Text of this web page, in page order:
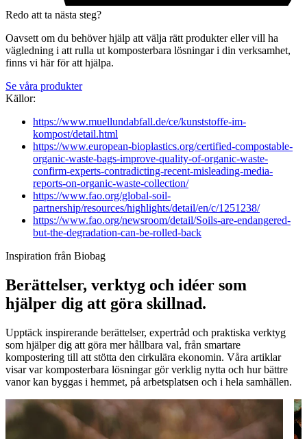
Redo att ta nästa steg?
Oavsett om du behöver hjälp att välja rätt produkter eller vill ha
vägledning i att rulla ut komposterbara lösningar i din verksamhet,
finns vi här för att hjälpa.
Se våra produkter
Källor:
https://www.muellundabfall.de/ce/kunststoffe-im-
kompost/detail.html
https://www.european-bioplastics.org/certified-compostable-
organic-waste-bags-improve-quality-of-organic-waste-
confirm-experts-contradicting-recent-misleading-media-
reports-on-organic-waste-collection/
https://www.fao.org/global-soil-
partnership/resources/highlights/detail/en/c/1251238/
https://www.fao.org/newsroom/detail/Soils-are-endangered-
but-the-degradation-can-be-rolled-back
Inspiration från Biobag
Berättelser, verktyg och idéer som
hjälper dig att göra skillnad.
Upptäck inspirerande berättelser, expertråd och praktiska verktyg
som hjälper dig att göra mer hållbara val, från smartare
kompostering till att stötta den cirkulära ekonomin. Våra artiklar
visar var komposterbara lösningar gör verklig nytta och hur bättre
vanor kan byggas i hemmet, på arbetsplatsen och i hela samhällen.